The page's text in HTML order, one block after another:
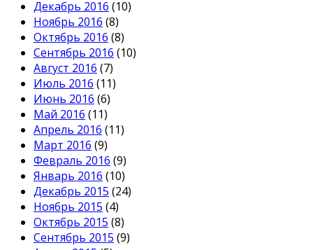
Декабрь 2016 (10)
Ноябрь 2016 (8)
Октябрь 2016 (8)
Сентябрь 2016 (10)
Август 2016 (7)
Июль 2016 (11)
Июнь 2016 (6)
Май 2016 (11)
Апрель 2016 (11)
Март 2016 (9)
Февраль 2016 (9)
Январь 2016 (10)
Декабрь 2015 (24)
Ноябрь 2015 (4)
Октябрь 2015 (8)
Сентябрь 2015 (9)